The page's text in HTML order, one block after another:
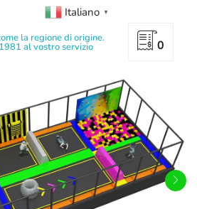
Italiano ▼
la regione di origine.
al vostro servizio 0